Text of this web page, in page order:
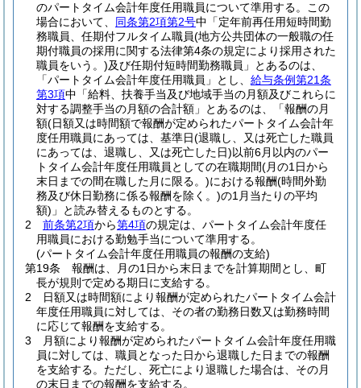
のパートタイム会計年度任用職員について準用する。
この
場合において、 同条第2項第2号中「定年前再任用短時間勤
務職員、任期付フルタイム職員(地方公共団体の一般職の任
期付職員の採用に関する法律第4条の規定により採用された
職員をいう。)及び任期付短時間勤務職員」とあるのは、
「パートタイム会計年度任用職員」とし、 給与条例第21条
第3項中「給料、扶養手当及び地域手当の月額及びこれらに
対する調整手当の月額の合計額」とあるのは、「報酬の月
額(日額又は時間額で報酬が定められたパートタイム会計年
度任用職員にあっては、基準日(退職し、又は死亡した職員
にあっては、退職し、又は死亡した日)以前6月以内のパー
トタイム会計年度任用職員としての在職期間(月の1日から
末日までの間在職した月に限る。)における報酬(時間外勤
務及び休日勤務に係る報酬を除く。)の1月当たりの平均
額) 」と読み替えるものとする。
2
前条第2項から第4項の規定は、パートタイム会計年度任
用職員における勤勉手当について準用する。
(パートタイム会計年度任用職員の報酬の支給)
第19条
報酬は、月の1日から末日までを計算期間とし、町
長が規則で定める期日に支給する。
2
日額又は時間額により報酬が定められたパートタイム会計
年度任用職員に対しては、その者の勤務日数又は勤務時間
に応じて報酬を支給する。
3
月額により報酬が定められたパートタイム会計年度任用職
員に対しては、職員となった日から退職した日までの報酬
を支給する。 ただし、死亡により退職した場合は、その月
の末日までの報酬を支給する。